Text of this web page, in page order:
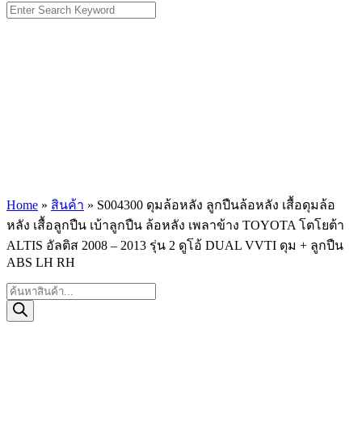
Search
for:
Home » สินค้า » S004300 ดุมล้อหลัง ลูกปืนล้อหลัง เสื้อดุมล้อ
หลัง เสื้อลูกปืน เบ้าลูกปืน ล้อหลัง เพลาข้าง TOYOTA โตโยต้า
ALTIS อัลติส 2008 – 2013 รุ่น 2 ดูโอ้ DUAL VVTI ดุม + ลูกปืน
ABS LH RH
Products
search